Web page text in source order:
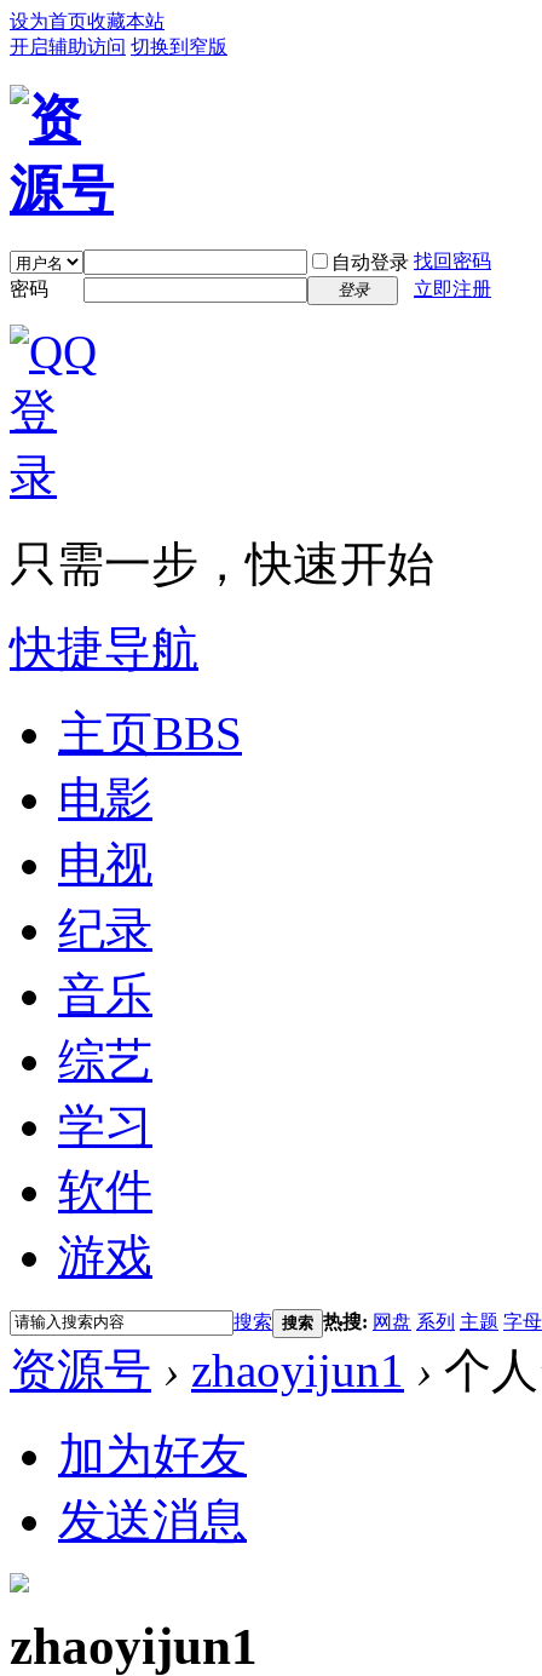
设为首页收藏本站
开启辅助访问 切换到窄版
自动登录 找回密码
密码
登录 立即注册
只需一步，快速开始
快捷导航
主页BBS
电影
电视
纪录
音乐
综艺
学习
软件
游戏
搜索 搜索 热搜: 网盘 系列 主题 字
资源号 › zhaoyijun1 › 个
加为好友
发送消息
zhaoyijun1